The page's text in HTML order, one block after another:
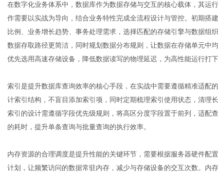
在数字化业务体系中， 数据库作为数据存储与交互的核心载体，其运
作需要以实战为导向，结合业务特性完成全流程设计与管控。初期搭
比例、业务增长趋势、事务处理需求，选择匹配的存储引擎与数据组
数据存取路径更简洁，同时规划数据分布规则，让数据在存储单元中
优先选用高速存储设备，降低数据读写的物理延迟，为高性能运行打
索引是提升数据库查询效率的核心手段，在实战中需要遵循精准适配
计索引结构，不盲目添加索引项，同时定期梳理索引使用状态，清理
索引的设计需遵循字段优先级规则，将高区分度字段置于前列，适配
的耗时，提升单条查询与批量查询的执行效率。
内存资源的合理调度是提升性能的关键环节，需要根据服务器硬件配
计划，让频繁访问的数据常驻内存，减少与存储设备的交互次数。内